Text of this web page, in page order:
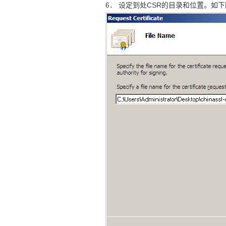
6． 设定到处CSR的目录和位置。如